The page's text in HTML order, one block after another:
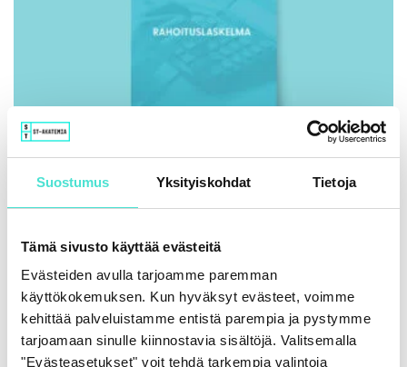
Suostumus Yksityiskohdat Tietoja
Tämä sivusto käyttää evästeitä
Evästeiden avulla tarjoamme paremman
käyttökokemuksen. Kun hyväksyt evästeet, voimme
kehittää palveluistamme entistä parempia ja pystymme
tarjoamaan sinulle kiinnostavia sisältöjä. Valitsemalla
"Evästeasetukset" voit tehdä tarkempia valintoja
86,00€ (+ alv)
LISÄÄ OSTOSKORIIN